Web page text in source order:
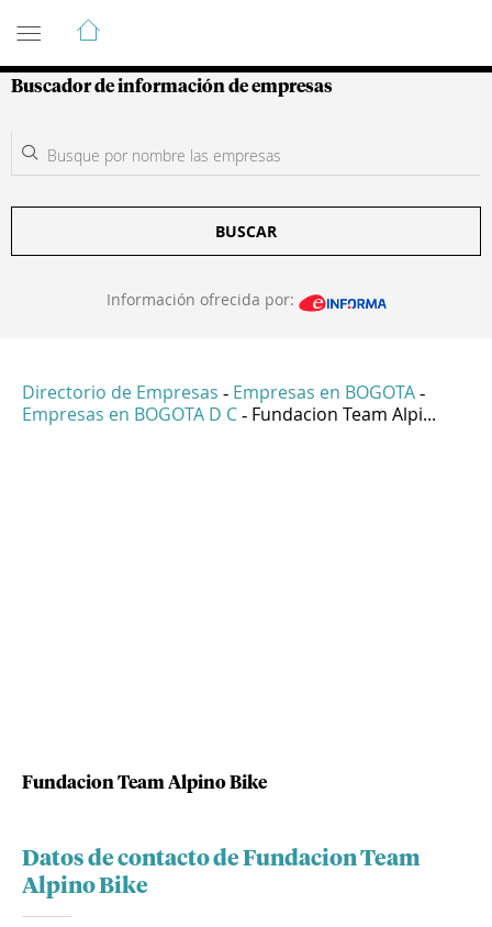
Guía de Empresas Colombianas
Buscador de información de empresas
BUSCAR
Información ofrecida por:
Directorio de Empresas - Empresas en BOGOTA -
Empresas en BOGOTA D C - Fundacion Team Alpi...
Fundacion Team Alpino Bike
Datos de contacto de Fundacion Team
Alpino Bike